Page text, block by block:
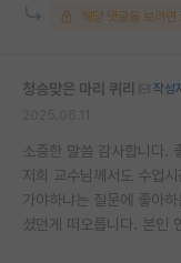
해당 댓글을 보려
청승맞은 마리 퀴리
작성
소중한 말씀 감사합니다.
저희 교수님께서도 수업
가야하냐는 질문에 좋아
셨던게 떠오릅니다. 본인